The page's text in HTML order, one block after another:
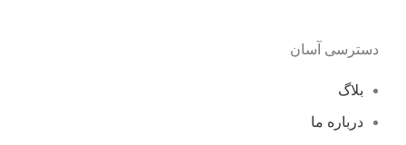
دسترسی آسان
بلاگ
درباره ما